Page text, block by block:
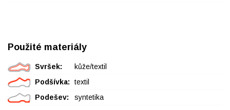
Použité materiály
Svršek:
kůže/textil
Podšívka:
textil
Podešev:
syntetika